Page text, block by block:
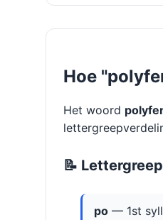
Hoe
Het woord
📝
po — 1st